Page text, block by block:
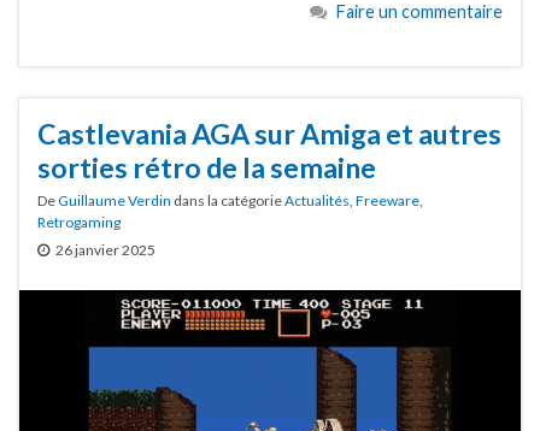
Faire un commentaire
Castlevania AGA sur Amiga et autres
sorties rétro de la semaine
DeGuillaume Verdin dans la catégorieActualités Freeware
Retrogaming
26 janvier 2025